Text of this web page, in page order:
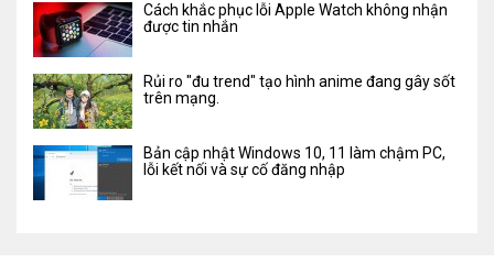
Cách khắc phục lỗi Apple Watch không nhận
được tin nhắn
Rủi ro "đu trend" tạo hình anime đang gây sốt
trên mạng.
Bản cập nhật Windows 10, 11 làm chậm PC,
lỗi kết nối và sự cố đăng nhập